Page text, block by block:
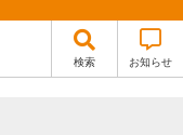
検索 お知らせ